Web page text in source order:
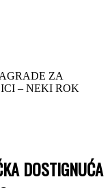
ZA
– NEKI ROK
DOSTIGNUĆA